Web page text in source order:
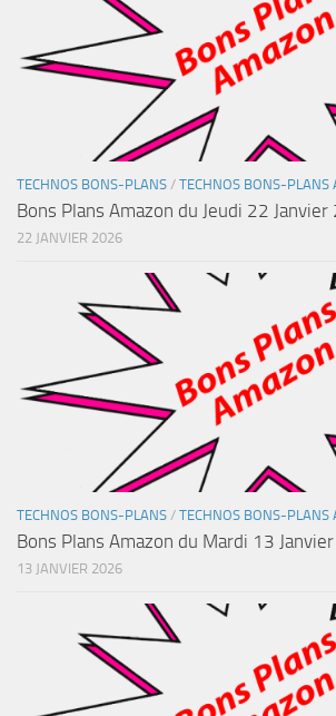
TECHNOS BONS-PLANS / TECHNOS BONS-PLANS
Bons Plans Amazon du Jeudi 22 Janvier
22 JANVIER 2026
TECHNOS BONS-PLANS / TECHNOS BONS-PLANS
Bons Plans Amazon du Mardi 13
13 JANVIER 2026